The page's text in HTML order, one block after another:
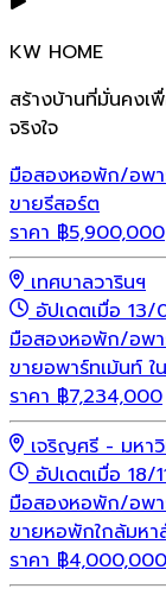
KW HOME
สร้างบ้านที่มั่นคง
จริงใจ
มือสองหอพัก/อพา
ขายรีสอร์ต
ราคา ฿5,900,000
เทศบาลวารินฯ
อัปเดตเมื่อ
มือสองหอพัก/อพา
ขายอพาร์ทเม้นท์ ใ
ราคา ฿7,234,000
เจริญศรี - มหา
อัปเดตเมื่อ 18/
มือสองหอพัก/อพา
ขายหอพักใกล้มห
ราคา ฿4,000,000